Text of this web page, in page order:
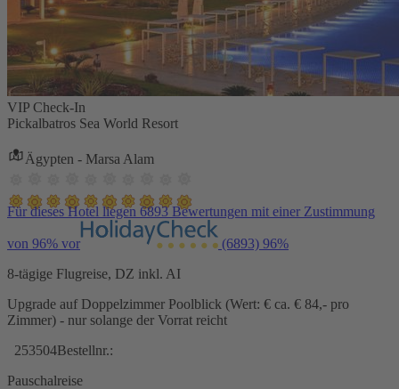
VIP Check-In
Pickalbatros Sea World Resort
Ägypten - Marsa Alam
Für dieses Hotel liegen 6893 Bewertungen mit einer Zustimmung
von 96% vor (6893) 96%
8-tägige Flugreise, DZ inkl. AI
Upgrade auf Doppelzimmer Poolblick (Wert: € ca. € 84,- pro
Zimmer) - nur solange der Vorrat reicht
253504Bestellnr.:
Pauschalreise